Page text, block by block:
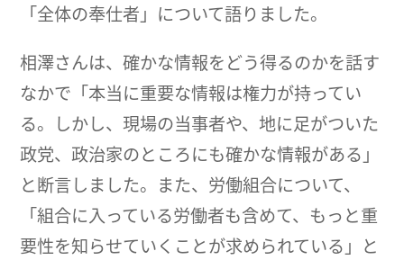
「全体の奉仕者」について語りました。
相澤さんは、確かな情報をどう得るのかを話す
なかで「本当に重要な情報は権力が持ってい
る。しかし、現場の当事者や、地に足がついた
政党、政治家のところにも確かな情報がある」
と断言しました。また、労働組合について、
「組合に入っている労働者も含めて、もっと重
要性を知らせていくことが求められている」と